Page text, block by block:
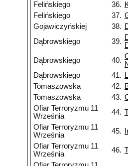
Felińskiego 36.
Felińskiego
37.
Gojawiczyńskiej
38.
Dąbrowskiego
39.
Dąbrowskiego 40.
Dąbrowskiego 41.
Tomaszowska
42.
Tomaszowska
43.
Ofiar Terroryzmu 11
Września
44.
Ofiar Terroryzmu 11
Września
45.
Ofiar Terroryzmu 11
Września
46.